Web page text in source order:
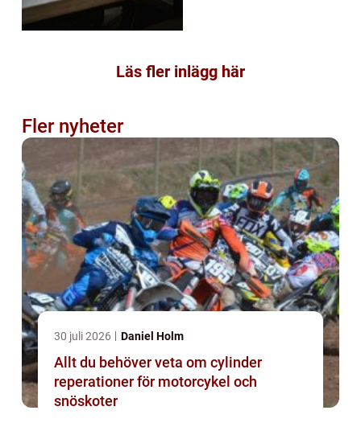
Läs fler inlägg här
Fler nyheter
30 juli 2026 Daniel Holm
Allt du behöver veta om cylinder
reperationer för motorcykel och
snöskoter